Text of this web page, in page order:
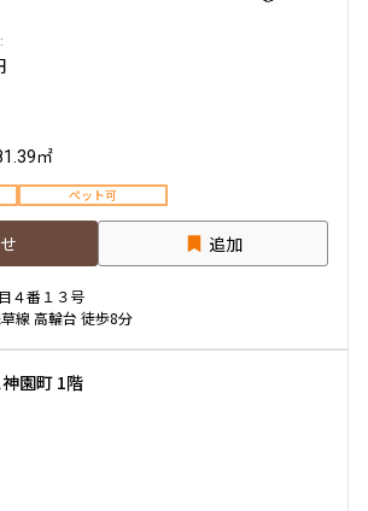
㎡
ペット可
追加
４番１３号
線 高輪台 徒歩8分
園町 1階